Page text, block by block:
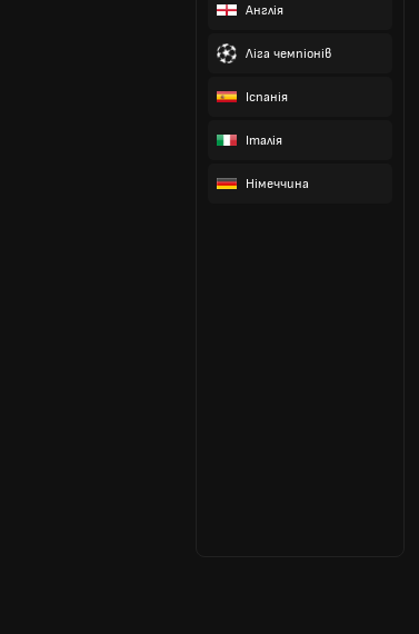
Англія
Ліга чемпіонів
Іспанія
Італія
Німеччина